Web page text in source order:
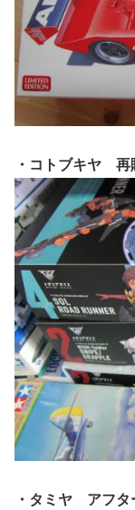
・コトブキヤ
・タミヤ アフ